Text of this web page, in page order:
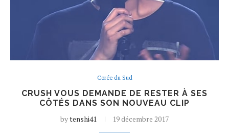
Corée du Sud
CRUSH VOUS DEMANDE DE RESTER À SES
CÔTÉS DANS SON NOUVEAU CLIP
bytenshi41 19 décembre 2017